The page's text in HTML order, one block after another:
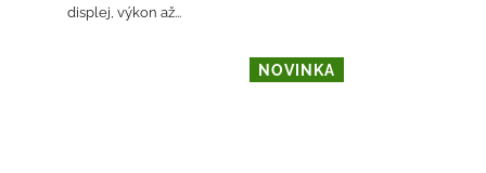
displej, výkon až...
NOVINKA